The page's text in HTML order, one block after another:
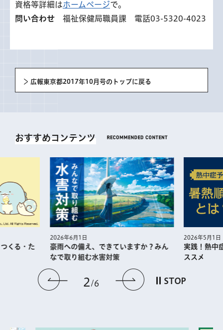
資格等詳細はホームページで。
問い合わせ 福祉保健局職員課 電話03-5320-4023
広報東京都2017年10月号のトップに戻る
おすすめコンテンツ
前のスライドを表示
2 6 次のスライドを
STOP
くる・た
2026年6月1日
豪雨への備え、できていますか？みん
なで取り組む水害対策
2026年5月1日
実践！熱中
ススメ